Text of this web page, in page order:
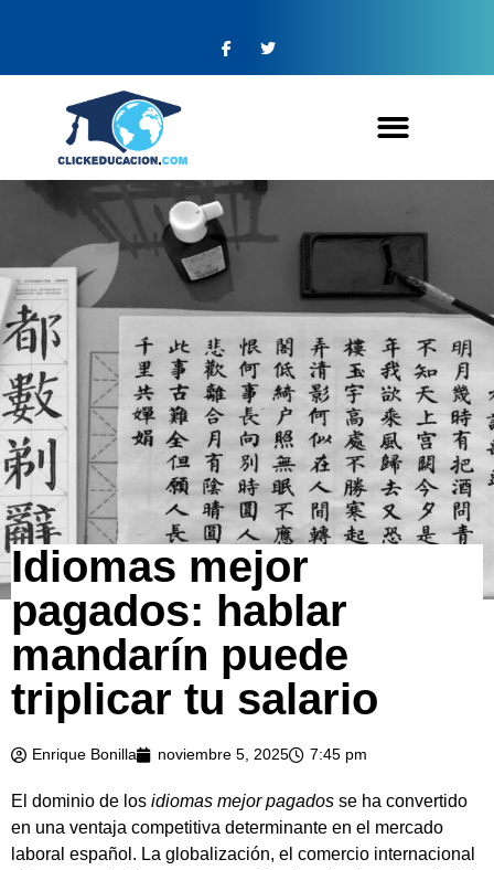
Idiomas mejor
pagados: hablar
mandarín puede
triplicar tu salario
Enrique Bonilla noviembre 5, 2025 7:45 pm
El dominio de los idiomas mejor pagados se ha convertido
en una ventaja competitiva determinante en el mercado
laboral español. La globalización, el comercio internacional